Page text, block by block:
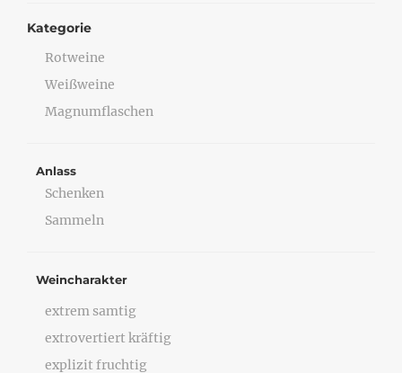
Kategorie
Rotweine
Weißweine
Magnumflaschen
Anlass
Schenken
Sammeln
Weincharakter
extrem samtig
extrovertiert kräftig
explizit fruchtig